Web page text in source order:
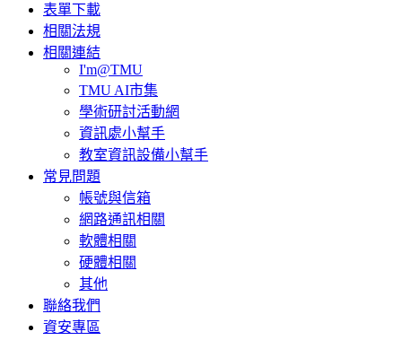
表單下載
相關法規
相關連結
I'm@TMU
TMU AI市集
學術研討活動網
資訊處小幫手
教室資訊設備小幫手
常見問題
帳號與信箱
網路通訊相關
軟體相關
硬體相關
其他
聯絡我們
資安專區